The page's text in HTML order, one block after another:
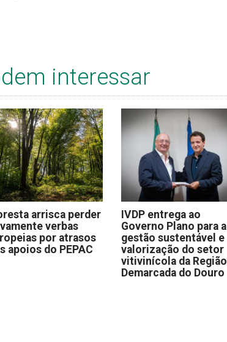
interessar
arrisca perder
verbas
por atrasos
apoios do PEPAC
IVDP entrega ao
Governo Plano para a
gestão sustentável e
valorização do setor
vitivinícola da Região
Demarcada do Douro